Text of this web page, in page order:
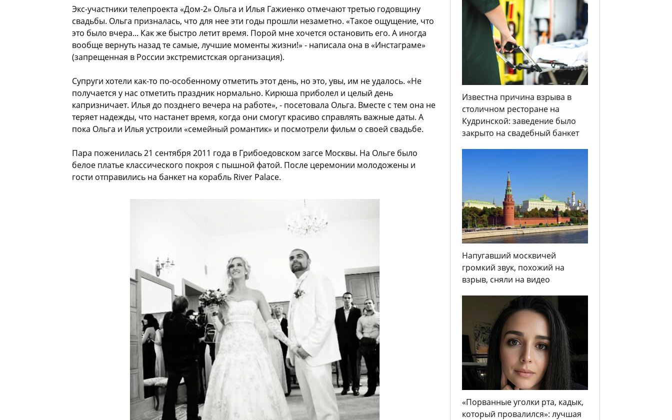
Экс-участники телепроекта «Дом-2» Ольга и Илья Гажиенко отмечают третью годовщину
свадьбы. Ольга призналась, что для нее эти годы прошли незаметно. «Такое ощущение, что
это было вчера... Как же быстро летит время. Порой мне хочется остановить его. А иногда
вообще вернуть назад те самые, лучшие моменты жизни!» - написала она в «Инстаграме»
(запрещенная в России экстремистская организация).
Супруги хотели как-то по-особенному отметить этот день, но это, увы, им не удалось. «Не
получается у нас отметить праздник нормально. Кирюша приболел и целый день
капризничает. Илья до позднего вечера на работе», - посетовала Ольга. Вместе с тем она не
теряет надежды, что настанет время, когда они смогут красиво справлять важные даты. А
пока Ольга и Илья устроили «семейный романтик» и посмотрели фильм о своей свадьбе.
Пара поженилась 21 сентября 2011 года в Грибоедовском загсе Москвы. На Ольге было
белое платье классического покроя с пышной фатой. После церемонии молодожены и
гости отправились на банкет на корабль River Palace.
Известна причина взрыва в
столичном ресторане на
Кудринской: заведение было
закрыто на свадебный банкет
Напугавший москвичей
громкий звук, похожий на
взрыв, сняли на видео
«Порванные уголки рта, кадык,
который провалился»: лучшая